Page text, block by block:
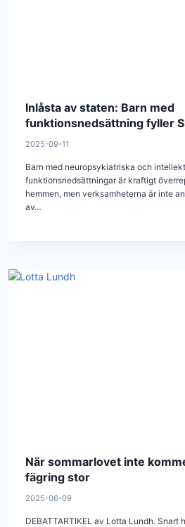
Inlåsta av staten: Barn med
funktionsnedsättning fyller
2025-09-11
Barn med neuropsykiatriska och
funktionsnedsättningar är kraftigt
hemmen, men verksamheterna är inte
av…
När sommarlovet inte
fägring stor
2025-06-09
DEBATTARTIKEL av Lotta Lundh. Snart